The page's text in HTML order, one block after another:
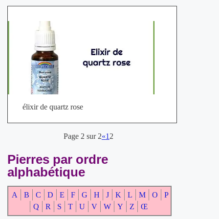
élixir de quartz rose
Page 2 sur 2«1 2
Pierres par ordre
alphabétique
A B C D E F G H J K L M O
P
Q
R S T U V W Y Z Œ